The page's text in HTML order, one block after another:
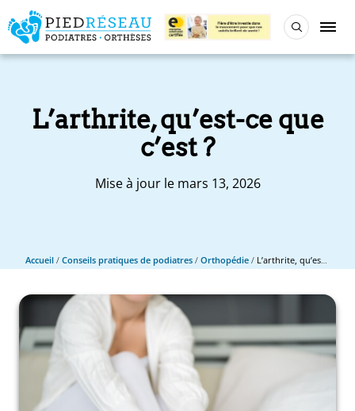
L’arthrite, qu’est-ce que
c’est ?
Mise à jour le mars 13, 2026
Accueil / Conseils pratiques de podiatres / Orthopédie / L’arthrite, qu’est-ce que c’est ?